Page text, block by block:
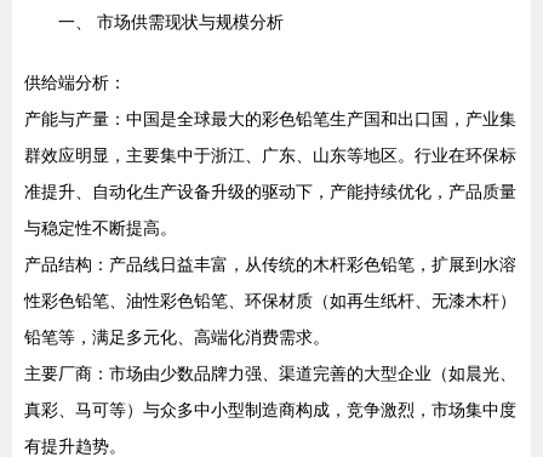
一、 市场供需现状与规模分析
供给端分析：
产能与产量：中国是全球最大的彩色铅笔生产国和出口国，产业集
群效应明显，主要集中于浙江、广东、山东等地区。行业在环保标
准提升、自动化生产设备升级的驱动下，产能持续优化，产品质量
与稳定性不断提高。
产品结构：产品线日益丰富，从传统的木杆彩色铅笔，扩展到水溶
性彩色铅笔、油性彩色铅笔、环保材质（如再生纸杆、无漆木杆）
铅笔等，满足多元化、高端化消费需求。
主要厂商：市场由少数品牌力强、渠道完善的大型企业（如晨光、
真彩、马可等）与众多中小型制造商构成，竞争激烈，市场集中度
有提升趋势。